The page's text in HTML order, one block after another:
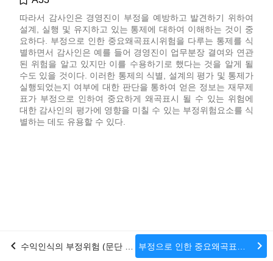
따라서 감사인은 경영진이 부정을 예방하고 발견하기 위하여
설계, 실행 및 유지하고 있는 통제에 대하여 이해하는 것이 중
요하다. 부정으로 인한 중요왜곡표시위험을 다루는 통제를 식
별하면서 감사인은 예를 들어 경영진이 업무분장 결여와 연관
된 위험을 알고 있지만 이를 수용하기로 했다는 것을 알게 될
수도 있을 것이다. 이러한 통제의 식별, 설계의 평가 및 통제가
실행되었는지 여부에 대한 판단을 통하여 얻은 정보는 재무제
표가 부정으로 인하여 중요하게 왜곡표시 될 수 있는 위험에
대한 감사인의 평가에 영향을 미칠 수 있는 부정위험요소를 식
별하는 데도 유용할 수 있다.
chevron_left chevron_right